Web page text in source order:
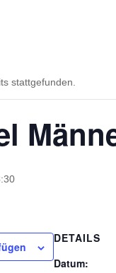
stattgefunden.
DETAILS
Datum: